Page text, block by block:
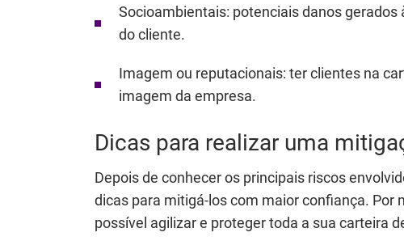
Socioambientais: potenciais danos
do cliente.
Imagem ou reputacionais: ter clientes na
imagem da empresa.
Dicas para realizar uma
Depois de conhecer os principais riscos
dicas para mitigá-los com maior confiança. Por
possível agilizar e proteger toda a sua carteira